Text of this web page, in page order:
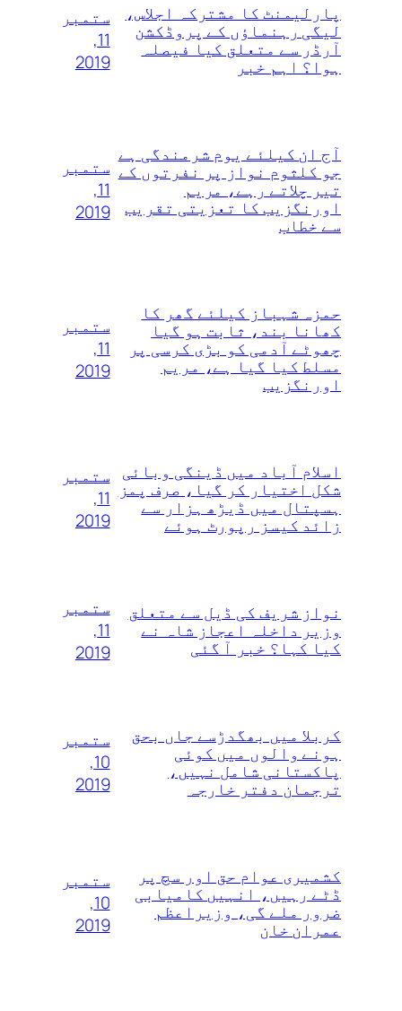
پارلیمنٹ کا مشترکہ اجلاس،
لیگی رہنماؤں کے پروڈکشن
آرڈر سے متعلق کیا فیصلہ
ہوا؟ اہم خبر
ستمبر
11,
2019
آج ان کیلئے یوم شرمندگی ہے
جو کلثوم نواز پر نفرتوں‌ کے
تیر چلاتے رہے، مریم
اورنگزیب کا تعزیتی تقریب
سے خطاب
ستمبر
11,
2019
حمزہ شہباز کیلئے گھر کا
کھانا بند، ثابت ہو گیا
چھوٹے آدمی کو بڑی کرسی پر
مسلط کیا گیا ہے، مریم
اورنگزیب
ستمبر
11,
2019
اسلام آباد میں ڈینگی وبائی
شکل اختیار کر گیا، صرف پمز
ہسپتال میں ڈیڑھ ہزار سے
زائد کیسز رپورٹ ہوئے
ستمبر
11,
2019
نواز شریف کی ڈیل سے متعلق
وزیر داخلہ اعجاز شاہ نے
کیا کہا؟ خبر آ گئی
ستمبر
11,
2019
کربلا میں بھگدڑسے جاں بحق
ہونے والوں میں کوئی
پاکستانی شامل نہیں،
ترجمان دفتر خارجہ
ستمبر
10,
2019
کشمیری عوام حق اور سچ پر
ڈٹے رہیں، انہیں کامیابی
ضرور ملے گی، وزیراعظم
عمران خان
ستمبر
10,
2019